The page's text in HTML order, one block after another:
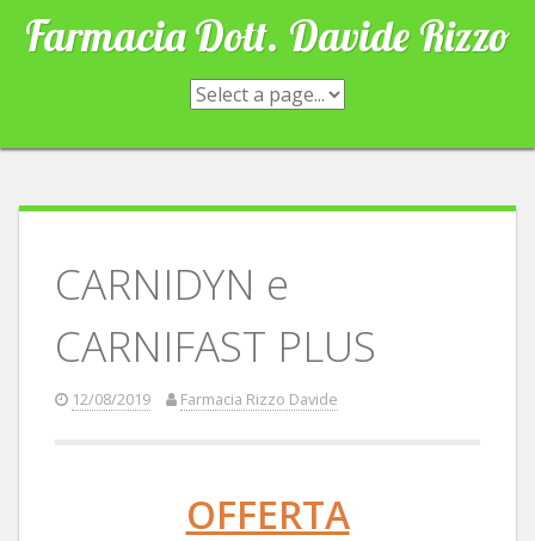
SkipFarmacia Dott. Davide Rizzo
CARNIDYN e
CARNIFAST PLUS
12/08/2019 Farmacia Rizzo Davide
OFFERTA